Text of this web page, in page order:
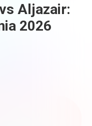
Aljazair:
2026